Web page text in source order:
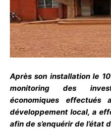
Après son installation le
monitoring des
économiques
développement local, a
afin de s’enquérir de l’état